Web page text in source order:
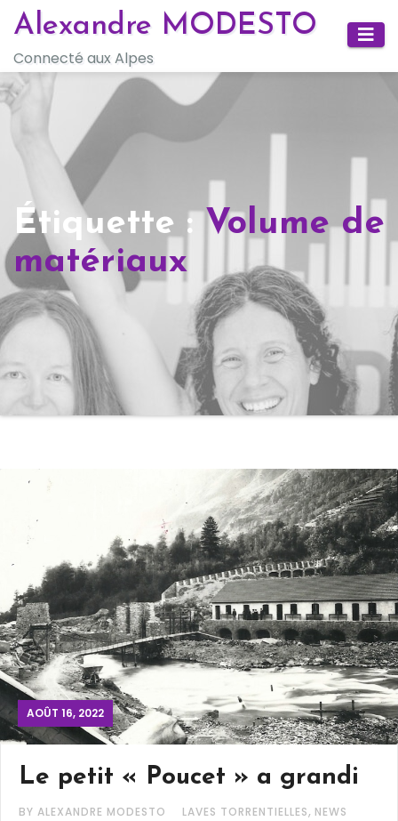
Skip
content
Alexandre MODESTO
Connecté aux Alpes
Étiquette : Volume de
matériaux
AOÛT 16, 2022
Le petit « Poucet » a grandi
BY ALEXANDRE MODESTO LAVES TORRENTIELLES, NEWS